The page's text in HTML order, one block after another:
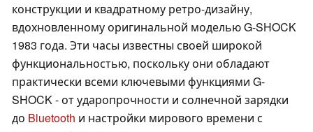
конструкции и квадратному ретро-дизайну,
вдохновленному оригинальной моделью G-SHOCK
1983 года. Эти часы известны своей широкой
функциональностью, поскольку они обладают
практически всеми ключевыми функциями G-
SHOCK - от ударопрочности и солнечной зарядки
до Bluetooth и настройки мирового времени с